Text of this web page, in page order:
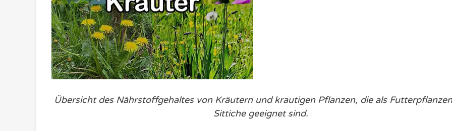
Übersicht des Nährstoffgehaltes von Kräutern und krautigen Pflanzen, die als
Sittiche geeignet sind.